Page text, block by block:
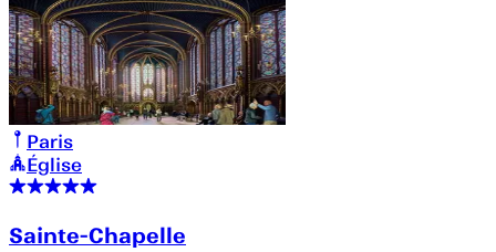
Paris
Église
Sainte-Chapelle